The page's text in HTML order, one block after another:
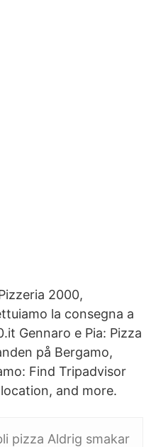
2000,
la consegna a
Gennaro e Pia: Pizza
på Bergamo,
Find Tripadvisor
and more.
pizza Aldrig smakar